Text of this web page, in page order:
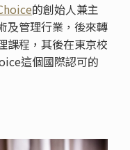
的創始人兼主
及管理行業，後來轉
課程，其後在東京校
這個國際認可的